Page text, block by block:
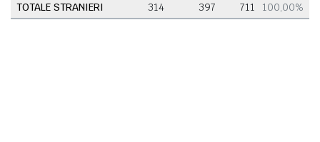
TOTALE STRANIERI
314 397 711 100,00%